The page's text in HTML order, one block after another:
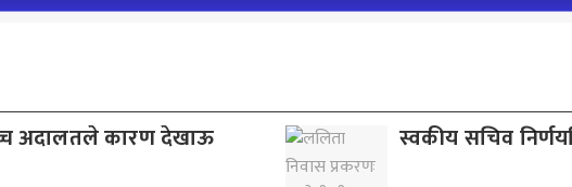
अदालतले कारण देखाऊ स्वकीय सचिव